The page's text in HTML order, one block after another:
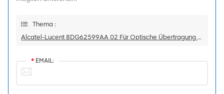
Thema :
Alcatel-Lucent 8DG62599AA 02 Für Optische Übertragung 1830PSS-36/64 8DG62599AA 02
* EMAIL: